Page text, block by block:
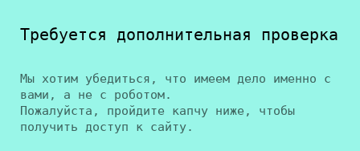
Требуется дополнительная проверка
Мы хотим убедиться, что имеем дело именно с
вами, а не с роботом.
Пожалуйста, пройдите капчу ниже, чтобы
получить доступ к сайту.